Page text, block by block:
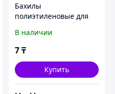
Бахилы
полиэтиленовые для
В наличии
7₸
Купить